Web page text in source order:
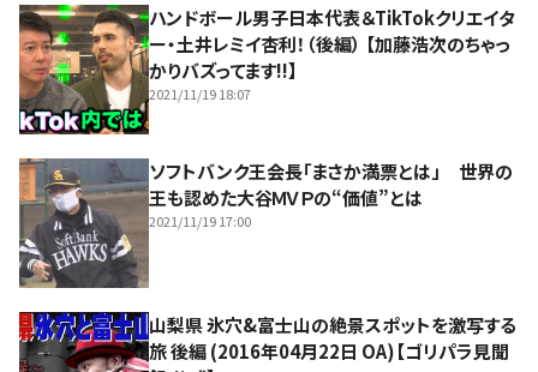
ハンドボール男子日本代表＆TikTokクリエイタ
ー・土井レミイ杏利！（後編） 【加藤浩次のちゃっ
かりバズってます!!】
2021/11/19 18:07
ソフトバンク王会長「まさか満票とは」 世界の
王も認めた大谷ＭＶＰの“価値”とは
2021/11/19 17:00
山梨県 氷穴&富士山の絶景スポットを激写する
旅 後編 (2016年04月22日 OA)【ゴリパラ見聞